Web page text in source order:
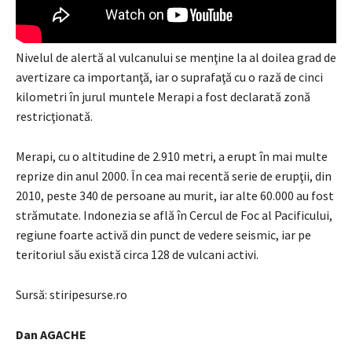
Nivelul de alertă al vulcanului se menţine la al doilea grad de
avertizare ca importanţă, iar o suprafaţă cu o rază de cinci
kilometri în jurul muntele Merapi a fost declarată zonă
restricţionată.
Merapi, cu o altitudine de 2.910 metri, a erupt în mai multe
reprize din anul 2000. În cea mai recentă serie de erupţii, din
2010, peste 340 de persoane au murit, iar alte 60.000 au fost
strămutate. Indonezia se află în Cercul de Foc al Pacificului,
regiune foarte activă din punct de vedere seismic, iar pe
teritoriul său există circa 128 de vulcani activi.
Sursă: stiripesurse.ro
Dan AGACHE